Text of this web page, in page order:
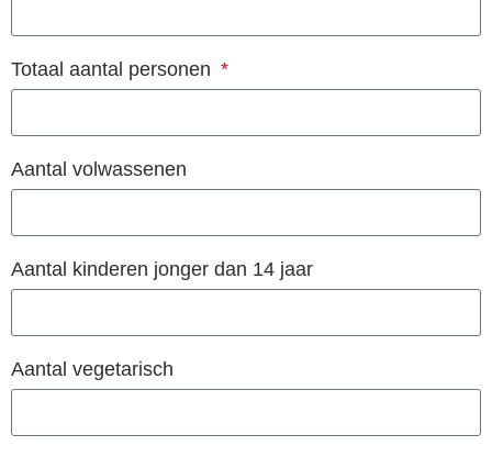
Totaal aantal personen
Aantal volwassenen
Aantal kinderen jonger dan 14 jaar
Aantal vegetarisch